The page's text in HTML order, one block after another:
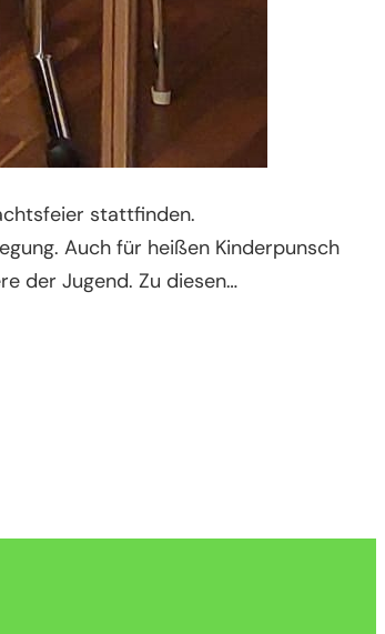
stattfinden.
Auch für heißen Kinderpunsch
der Jugend. Zu diesen…